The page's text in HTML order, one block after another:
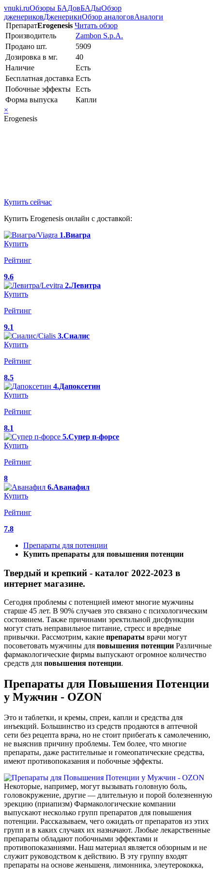
vnuki.ruОбзоры БАДовБАДыОбзор
дженериковДженерикиОбзор аналоговАналоги
ПрепаратErogenesis Читать обзор
Производитель
Zambon S.p.A.
Продано шт.
5909
Дозировка в мг.
40
Наличие
Есть
Бесплатная доставка Есть
Побочные эффекты Есть
Форма выпуска
Капли
×
Erogenesis
Купить сейчас
Купить Erogenesis онлайн с доставкой:
1.Виагра
Купить
Рейтинг
9.6
2.Левитра
Купить
Рейтинг
9.1
3.Сиалис
Купить
Рейтинг
8.5
4.Дапоксетин
Купить
Рейтинг
8.1
5.Супер п-форсе
Купить
Рейтинг
8
6.Аванафил
Купить
Рейтинг
7.8
Препараты для потенции
Купить препараты для повышения потенции
Твердый и крепкий - каталог 2022-2023 в
интернет магазине.
Сегодня проблемы с потенцией имеют многие мужчины
старше 45 лет. В 90% случаев это связано с психологическим
состоянием. Также причинами эректильной дисфункции
могут стать неправильное питание, стресс и вредные
привычки. Рассмотрим, какие препараты врачи могут
посоветовать мужчины для повышения потенции Различные
фармакологические фирмы выпускают огромное количество
средств для повышения потенции.
Препараты для Повышения Потенции
у Мужчин - OZON
Это и таблетки, и кремы, спреи, капли и средства для
инъекций. Большинство из средств продаются в аптечной
сети без рецепта врача, но не стоит прибегать к самолечению,
не выяснив причину проблемы. Тем более, что многие
препараты, даже растительные и гомеопатические средства,
имеют противопоказания и побочные эффекты.
Некоторые, например, могут вызывать головную боль,
головокружение, другие — длительную и порой болезненную
эрекцию (приапизм) Фармакологические компании
выпускают несколько групп препаратов для повышения
потенции. Рассказываем, чего ожидать от препаратов из этих
групп и в каких случаях их назначают. Любые лекарственные
препараты обладают побочными эффектами и
противопоказаниями. Наш материал является обзорным и не
служит руководством к действию. В эту группу входят
препараты на основе женьшеня, лимонника, элеутерококка,